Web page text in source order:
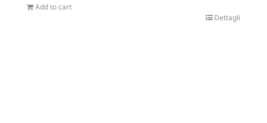
Add to cart
Dettagli